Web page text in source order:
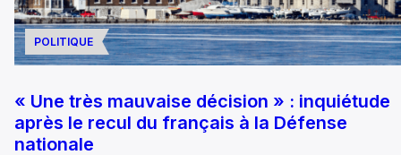
POLITIQUE
« Une très mauvaise décision » : inquiétude
après le recul du français à la Défense
nationale